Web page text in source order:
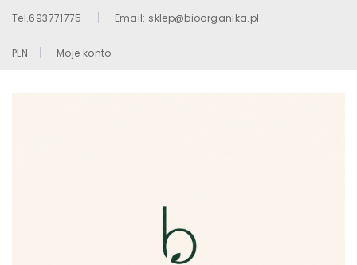
Tel.693771775 Email: sklep@bioorganika.pl
PLN Moje konto